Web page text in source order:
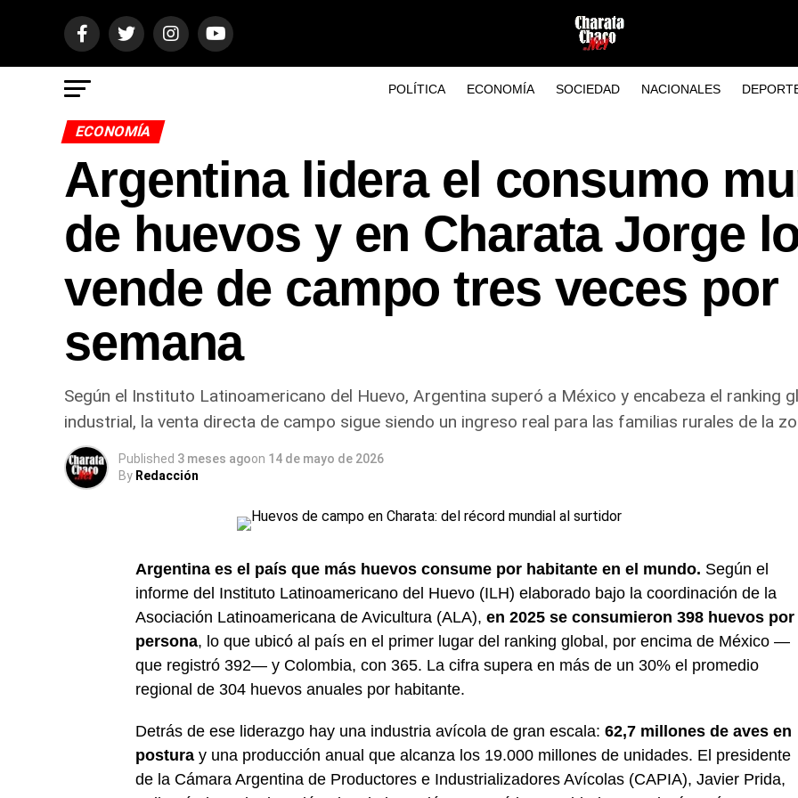
POLÍTICA ECONOMÍA SOCIEDAD NACIONALES
ECONOMÍA
Argentina lidera el consumo
de huevos y en Charata Jorge
vende de campo tres veces por
semana
Según el Instituto Latinoamericano del Huevo, Argentina superó a México y encabeza el ranking
industrial, la venta directa de campo sigue siendo un ingreso real para las familias rurales de la
Published 3 meses agoon 14 de mayo de 2026
By Redacción
Argentina es el país que más huevos consume por habitante en el mundo. Según el
informe del Instituto Latinoamericano del Huevo (ILH) elaborado bajo la coordinación de la
Asociación Latinoamericana de Avicultura (ALA), en 2025 se consumieron 398 huevos por
persona, lo que ubicó al país en el primer lugar del ranking global, por encima de México —
que registró 392— y Colombia, con 365. La cifra supera en más de un 30% el promedio
regional de 304 huevos anuales por habitante.
Detrás de ese liderazgo hay una industria avícola de gran escala: 62,7 millones de aves en
postura y una producción anual que alcanza los 19.000 millones de unidades. El presidente
de la Cámara Argentina de Productores e Industrializadores Avícolas (CAPIA), Javier Prida,